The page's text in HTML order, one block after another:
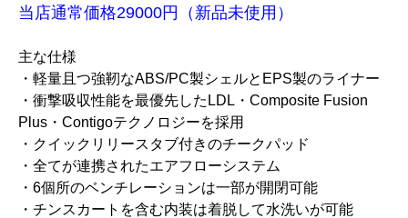
当店通常価格29000円（新品未使用）
主な仕様
・軽量且つ強靭なABS/PC製シェルとEPS製のライナー
・衝撃吸収性能を最優先したLDL・Composite Fusion
Plus・Contigoテクノロジーを採用
・クイックリリースタブ付きのチークパッド
・全てが連携されたエアフローシステム
・6個所のベンチレーションは一部が開閉可能
・チンスカートを含む内装は着脱して水洗いが可能